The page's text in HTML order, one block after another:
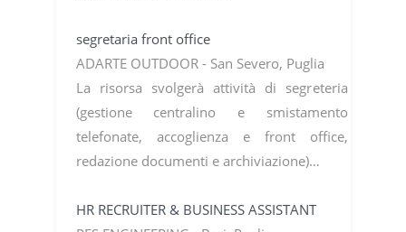
segretaria front office
ADARTE OUTDOOR - San Severo, Puglia
La risorsa svolgerà attività di segreteria
(gestione centralino e smistamento
telefonate, accoglienza e front office,
redazione documenti e archiviazione)…
HR RECRUITER & BUSINESS ASSISTANT